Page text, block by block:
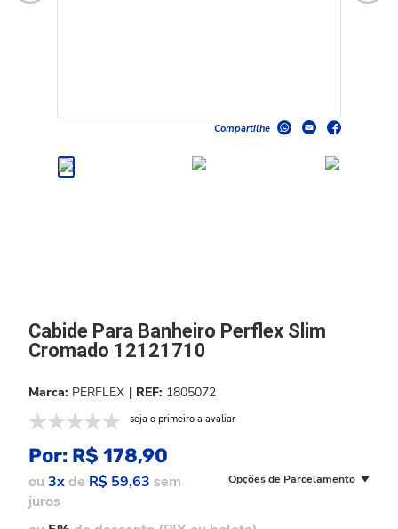
Compartilhe
Cabide Para Banheiro Perflex Slim
Cromado 12121710
PERFLEX 1805072
seja o primeiro a avaliar
Por: R$ 178,90
ou 3xde R$ 59,63 sem
juros
Opções de Parcelamento